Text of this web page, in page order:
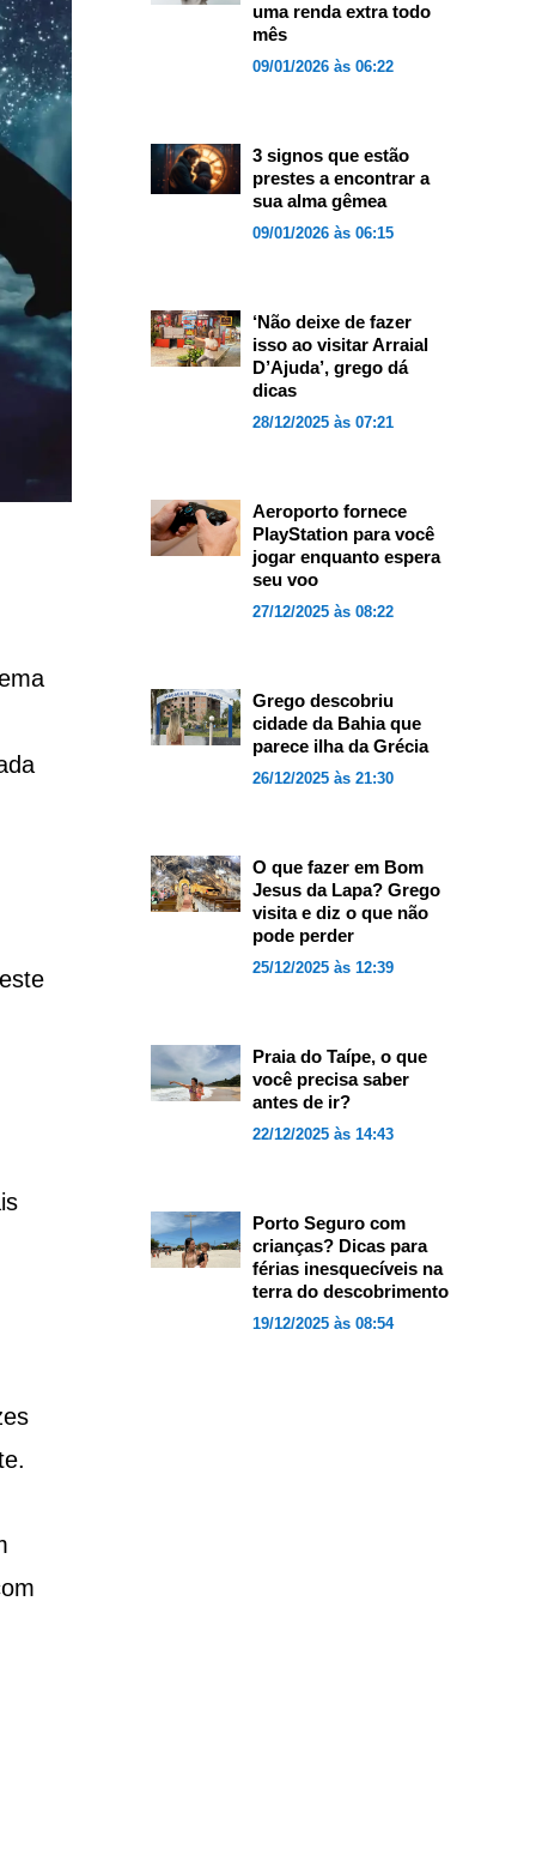
uma renda extra todo
mês
09/01/2026 às 06:22
3 signos que estão
prestes a encontrar a
sua alma gêmea
09/01/2026 às 06:15
‘Não deixe de fazer
isso ao visitar Arraial
D’Ajuda’, grego dá
dicas
28/12/2025 às 07:21
Aeroporto fornece
PlayStation para você
jogar enquanto espera
seu voo
27/12/2025 às 08:22
Grego descobriu
cidade da Bahia que
parece ilha da Grécia
26/12/2025 às 21:30
O que fazer em Bom
Jesus da Lapa? Grego
visita e diz o que não
pode perder
25/12/2025 às 12:39
Praia do Taípe, o que
você precisa saber
antes de ir?
22/12/2025 às 14:43
Porto Seguro com
crianças? Dicas para
férias inesquecíveis na
terra do descobrimento
19/12/2025 às 08:54